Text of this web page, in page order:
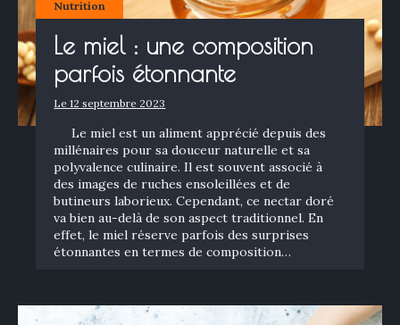
Nutrition
Le miel : une composition
parfois étonnante
Le 12 septembre 2023
Le miel est un aliment apprécié depuis des
millénaires pour sa douceur naturelle et sa
polyvalence culinaire. Il est souvent associé à
des images de ruches ensoleillées et de
butineurs laborieux. Cependant, ce nectar doré
va bien au-delà de son aspect traditionnel. En
effet, le miel réserve parfois des surprises
étonnantes en termes de composition…